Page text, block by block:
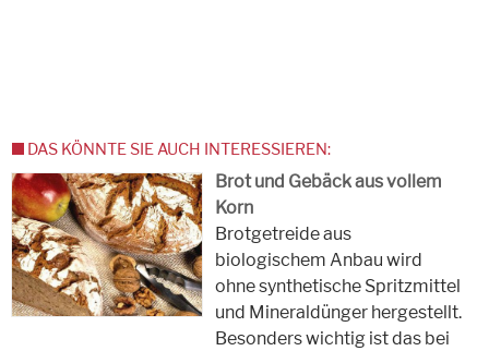
DAS KÖNNTE SIE AUCH INTERESSIEREN:
Brot und Gebäck aus vollem
Korn
Brotgetreide aus
biologischem Anbau wird
ohne synthetische Spritzmittel
und Mineraldünger hergestellt.
Besonders wichtig ist das bei